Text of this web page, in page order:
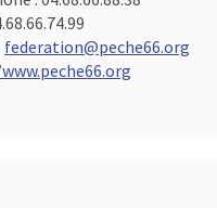
federation@peche66.org